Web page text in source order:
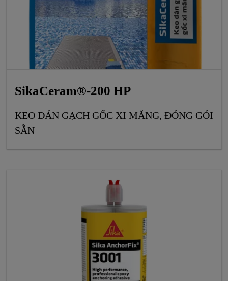
SikaCeram®-200 HP
KEO DÁN GẠCH GỐC XI MĂNG, ĐÓNG GÓI
SẴN